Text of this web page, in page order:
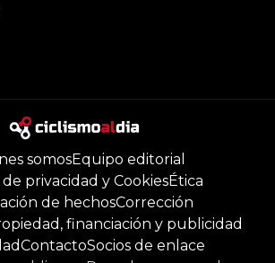
somosEquipo editorial
privacidad y CookiesÉtica
de hechosCorrección
financiación y publicidad
ContactoSocios de enlace